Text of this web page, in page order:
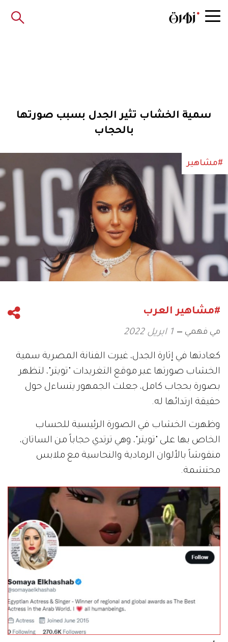
سمية الخشاب تثير الجدل بسبب صورتها
بالحجاب
#مشاهير
#مشاهير العرب
مي فهمي 1 ابريل 2022
كعادتها في إثارة الجدل، غيرت الفنانة المصرية سمية
الخشاب صورتها عبر موقع التغريدات "تويتر"، لتظهر
بصورة بحجاب كامل، جعلت الجمهور يتساءل حول
حقيقة ارتدائها له.
وظهرت الخشاب في الصورة الرئيسية للحساب
الخاص بها على "تويتر"، وهي ترتدي حجاباً من الساتان،
منقوشاً بالألوان الرمادية والنحاسية مع ملابس
محتشمة.